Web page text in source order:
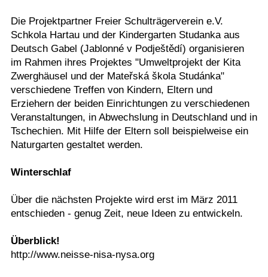
Die Projektpartner Freier Schulträgerverein e.V.
Schkola Hartau und der Kindergarten Studanka aus
Deutsch Gabel (Jablonné v Podještědí) organisieren
im Rahmen ihres Projektes "Umweltprojekt der Kita
Zwerghäusel und der Mateřská škola Studánka"
verschiedene Treffen von Kindern, Eltern und
Erziehern der beiden Einrichtungen zu verschiedenen
Veranstaltungen, in Abwechslung in Deutschland und in
Tschechien. Mit Hilfe der Eltern soll beispielweise ein
Naturgarten gestaltet werden.
Winterschlaf
Über die nächsten Projekte wird erst im März 2011
entschieden - genug Zeit, neue Ideen zu entwickeln.
Überblick!
http://www.neisse-nisa-nysa.org